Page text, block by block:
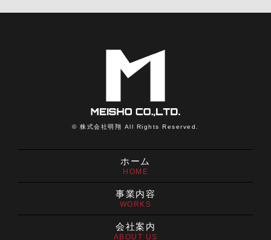
© 株式会社明翔 All Rights Reserved.
ホーム
HOME
事業内容
WORKS
会社案内
ABOUT US